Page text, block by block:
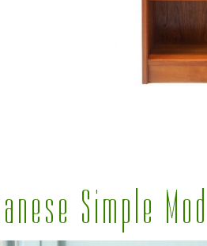
Simple